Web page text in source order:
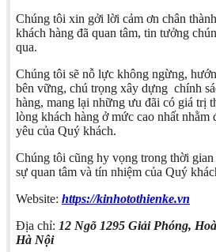
Chúng tôi xin gởi lời cảm ơn chân
khách hàng đã quan tâm, tin tưởng
qua.
Chúng tôi sẽ nỗ lực không ngừng,
bên vững, chú trọng xây dựng chính
hàng, mang lại những ưu đãi có giá trị
lòng khách hàng ở mức cao nhất nhằm
yêu của Quý khách.
Chúng tôi cũng hy vọng trong thời
sự quan tâm và tín nhiệm của Quý
Website: https://kinhotothienke.vn
Địa chỉ: 12 Ngõ 1295 Giải Phóng,
Hà Nội